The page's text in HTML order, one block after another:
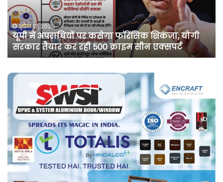
कांग्रेस
नेता
पवन
खेड़ा
को
एक
अग्रिम
जमानत
अप्रैल 10, 2026
असम में दर्ज मामले में कांग्रेस नेता पवन खेड़ा को एक
सप्ताह की अग्रिम जमानत